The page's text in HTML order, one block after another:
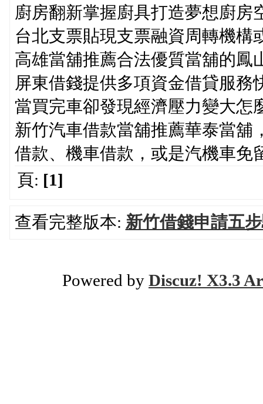
廚房翻新掌握廚具打造夢想廚房
台北支票貼現支票融資周轉機構
高雄當舖推薦合法優質當舖的鳳
屏東借錢提供多項資金借貸服
當買完車卻發現經濟壓力變大怎
新竹汽車借款當舖推薦華泰當舖
借款、機車借款，或是汽機車免
頁: [1]
查看完整版本: 新竹借錢申請五
Powered by Discuz! X3.3